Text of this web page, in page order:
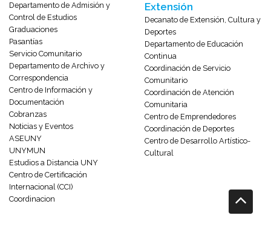
Departamento de Admisión y
Control de Estudios
Graduaciones
Pasantías
Servicio Comunitario
Departamento de Archivo y
Correspondencia
Centro de Información y
Documentación
Cobranzas
Noticias y Eventos
ASEUNY
UNYMUN
Estudios a Distancia UNY
Centro de Certificación
Internacional (CCI)
Coordinacion
Extensión
Decanato de Extensión, Cultura y
Deportes
Departamento de Educación
Continua
Coordinación de Servicio
Comunitario
Coordinación de Atención
Comunitaria
Centro de Emprendedores
Coordinación de Deportes
Centro de Desarrollo Artístico-
Cultural